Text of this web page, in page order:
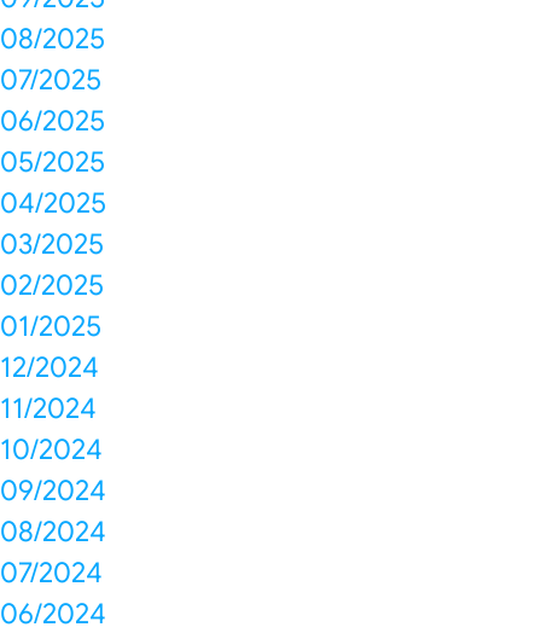
08/2025
07/2025
06/2025
05/2025
04/2025
03/2025
02/2025
01/2025
12/2024
11/2024
10/2024
09/2024
08/2024
07/2024
06/2024